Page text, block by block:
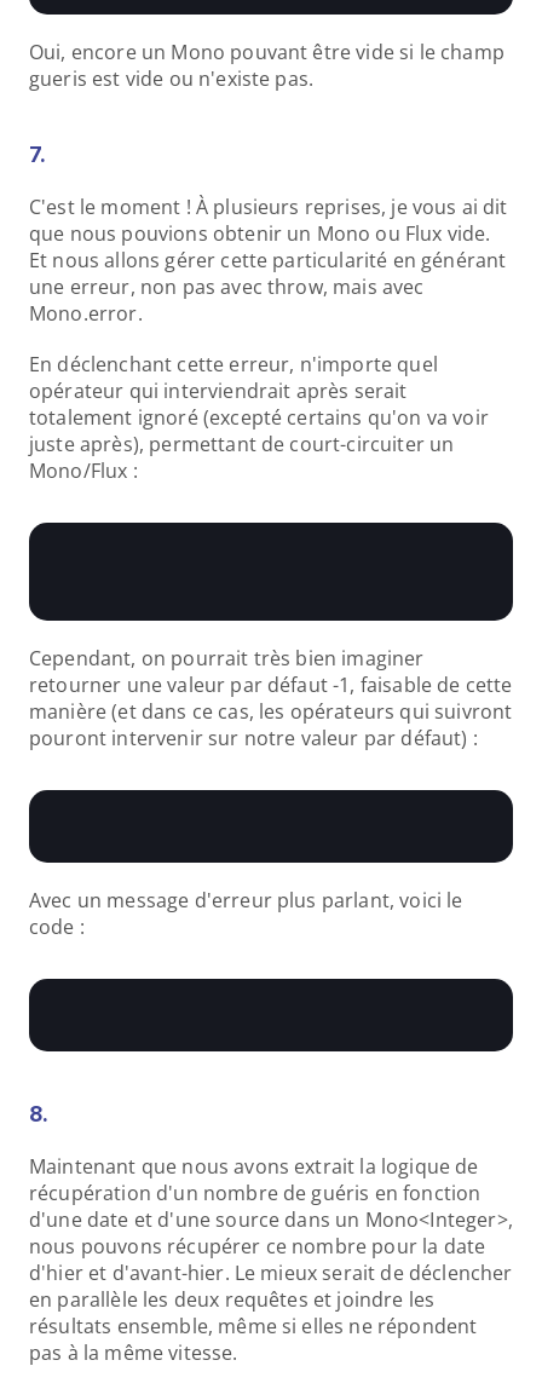
Oui, encore un Mono pouvant être vide si le champ
gueris est vide ou n'existe pas.
7.
C'est le moment ! À plusieurs reprises, je vous ai dit
que nous pouvions obtenir un Mono ou Flux vide.
Et nous allons gérer cette particularité en générant
une erreur, non pas avec throw, mais avec
Mono.error.
En déclenchant cette erreur, n'importe quel
opérateur qui interviendrait après serait
totalement ignoré (excepté certains qu'on va voir
juste après), permettant de court-circuiter un
Mono/Flux :
Cependant, on pourrait très bien imaginer
retourner une valeur par défaut -1, faisable de cette
manière (et dans ce cas, les opérateurs qui suivront
pouront intervenir sur notre valeur par défaut) :
Avec un message d'erreur plus parlant, voici le
code :
8.
Maintenant que nous avons extrait la logique de
récupération d'un nombre de guéris en fonction
d'une date et d'une source dans un Mono<Integer>,
nous pouvons récupérer ce nombre pour la date
d'hier et d'avant-hier. Le mieux serait de déclencher
en parallèle les deux requêtes et joindre les
résultats ensemble, même si elles ne répondent
pas à la même vitesse.